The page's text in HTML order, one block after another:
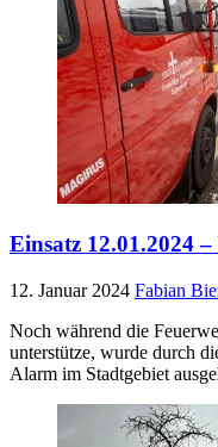
Einsatz 12.01.2024
12. Januar 2024 Fabian
Noch während die
unterstütze, wurde durch
Alarm im Stadtgebiet